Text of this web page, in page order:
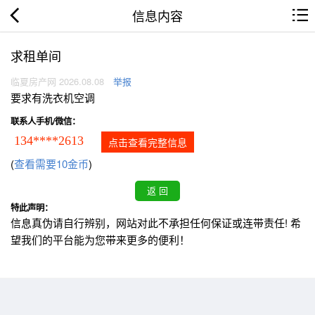
信息内容
求租单间
临夏房产网 2026.08.08 举报
要求有洗衣机空调
联系人手机/微信：
134****2613 点击查看完整信息
(查看需要10金币)
特此声明：
信息真伪请自行辨别，网站对此不承担任何保证或连带责任! 希
望我们的平台能为您带来更多的便利！